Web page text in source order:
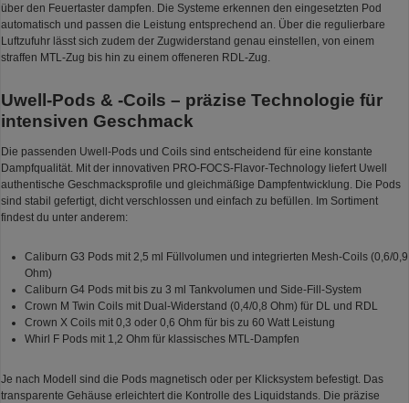
über den Feuertaster dampfen. Die Systeme erkennen den eingesetzten Pod
automatisch und passen die Leistung entsprechend an. Über die regulierbare
Luftzufuhr lässt sich zudem der Zugwiderstand genau einstellen, von einem
straffen MTL-Zug bis hin zu einem offeneren RDL-Zug.
Uwell-Pods & -Coils – präzise Technologie für
intensiven Geschmack
Die passenden Uwell-Pods und Coils sind entscheidend für eine konstante
Dampfqualität. Mit der innovativen PRO-FOCS-Flavor-Technology liefert Uwell
authentische Geschmacksprofile und gleichmäßige Dampfentwicklung. Die Pods
sind stabil gefertigt, dicht verschlossen und einfach zu befüllen. Im Sortiment
findest du unter anderem:
Caliburn G3 Pods mit 2,5 ml Füllvolumen und integrierten Mesh-Coils (0,6/0,9
Ohm)
Caliburn G4 Pods mit bis zu 3 ml Tankvolumen und Side-Fill-System
Crown M Twin Coils mit Dual-Widerstand (0,4/0,8 Ohm) für DL und RDL
Crown X Coils mit 0,3 oder 0,6 Ohm für bis zu 60 Watt Leistung
Whirl F Pods mit 1,2 Ohm für klassisches MTL-Dampfen
Je nach Modell sind die Pods magnetisch oder per Klicksystem befestigt. Das
transparente Gehäuse erleichtert die Kontrolle des Liquidstands. Die präzise